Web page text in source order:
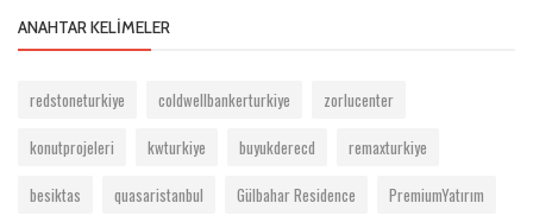
ANAHTAR KELIMELER
redstoneturkiye coldwellbankerturkiye
zorlucenter
konutprojeleri
kwturkiye buyukderecd
remaxturkiye
besiktas
quasaristanbul Gülbahar Residence
PremiumYatırım